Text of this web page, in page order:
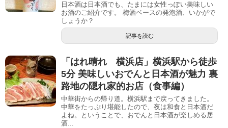
日本酒は日本酒でも、たまには女性っぽい美味しい
お酒のご紹介です。 梅酒ベースの発泡酒、いかがで
しょうか？
記事を読む
「はれ晴れ 横浜店」横浜駅から徒歩
5分 美味しいおでんと日本酒が魅力 裏
路地の隠れ家的お店（食事編）
中華街からの帰り道。横浜駅まで戻ってきました。
中華をたっぷり堪能したので、夜は和食と日本酒だ
よね。ということで、おでんと日本酒が楽しめる居
酒...